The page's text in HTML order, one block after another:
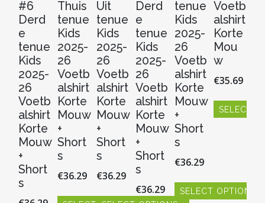
#6
Derd
e
tenue
Kids
2025-
26
Voetb
alshirt
Korte
Mouw
+
Short
s
Thuis
tenue
Kids
2025-
26
Voetb
alshirt
Korte
Mouw
+
Short
s
€36.29
Uit
tenue
Kids
2025-
26
Voetb
alshirt
Korte
Mouw
+
Short
s
€36.29
Derd
e
tenue
Kids
2025-
26
Voetb
alshirt
Korte
Mouw
+
Short
s
€36.29
tenue
Kids
2025-
26
Voetb
alshirt
Korte
Mouw
+
Short
s
€36.29
SELECT OPTIONS
Voetb
alshirt
Korte
Mou
w
€35.69
SELECT
Deze
optie